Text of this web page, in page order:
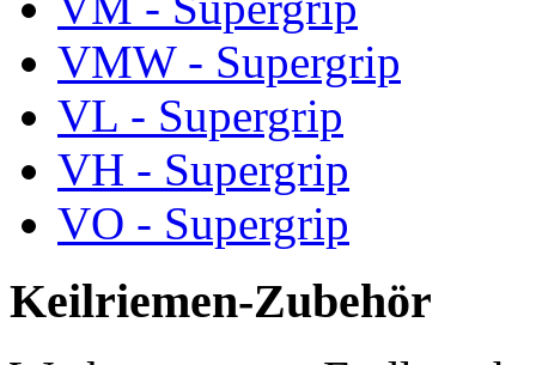
VMW - Supergrip
VL - Supergrip
VH - Supergrip
VO - Supergrip
Keilriemen-Zubehör